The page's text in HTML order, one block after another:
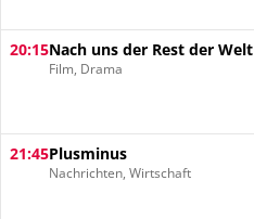
20:15Nach uns der Rest der Welt
Film, Drama
21:45Plusminus
Nachrichten, Wirtschaft